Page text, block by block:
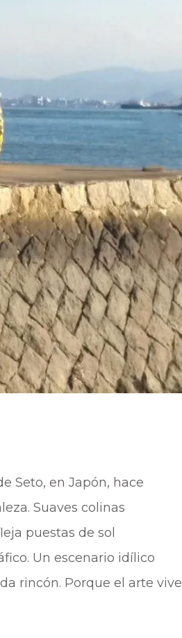
Seto, en Japón, hace
Suaves colinas
puestas de sol
Un escenario idílico
rincón. Porque el arte vive